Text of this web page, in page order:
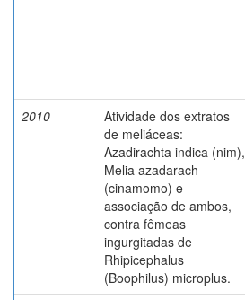
2010
Atividade dos extratos
de meliáceas:
Azadirachta indica (nim),
Melia azadarach
(cinamomo) e
associação de ambos,
contra fêmeas
ingurgitadas de
Rhipicephalus
(Boophilus) microplus.